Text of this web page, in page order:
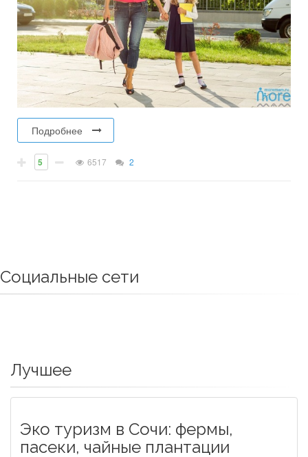
Подробнее
5 6517 2
Социальные сети
Лучшее
Эко туризм в Сочи: фермы,
пасеки, чайные плантации